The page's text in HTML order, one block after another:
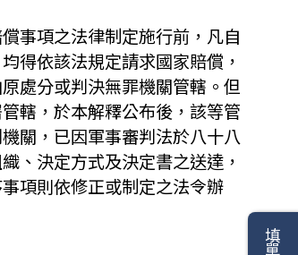
事項之法律制定施行前，凡自
得依該法規定請求國家賠償，
處分或判決無罪機關管轄。但
轄，於本解釋公布後，該等管
關，已因軍事審判法於八十八
、決定方式及決定書之送達，
項則依修正或制定之法令辦